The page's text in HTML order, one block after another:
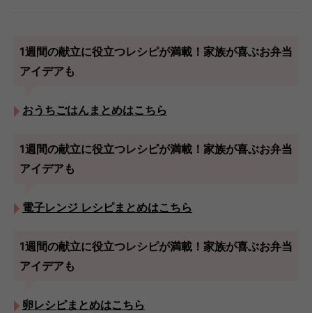
1週間の献立に役立つレシピが満載！家族が喜ぶお弁当
アイデアも
おうちごはんまとめはこちら
1週間の献立に役立つレシピが満載！家族が喜ぶお弁当
アイデアも
電子レンジ レシピまとめはこちら
1週間の献立に役立つレシピが満載！家族が喜ぶお弁当
アイデアも
卵レシピまとめはこちら